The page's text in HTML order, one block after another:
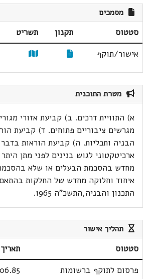
מסמכים
סטטוס תקנון תשריט
אישור/תוקף
מטרת התוכנית
א) התוויית דרכים. ב) קביעת אזורי
מגרשים ציבוריים פתוחים. ד) קביעת
הבניה ותכליות. ה) קביעת הוראות בדבר
ארכיטקטוני לגוש בנינים לפני מתן
מחדש בהסכמת הבעלים או שלא
איחוד וחלוקה מחדש של החלקות
התכנון והבניה,התשכ"ה 1965.
תהליך אישור
סטטוס תאריך
פרסום לתוקף ברשומות